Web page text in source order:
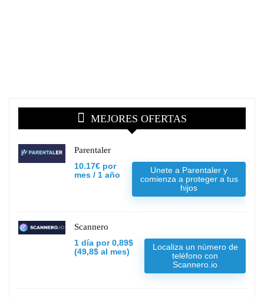
MEJORES OFERTAS
Parentaler
10.17€ por
mes / 1 año
Unete a Parentaler y
comienza a proteger a tus
hijos
Scannero
1 día por 0,89$
(49,8$ al mes)
Localiza un número de
teléfono con
Scannero.io